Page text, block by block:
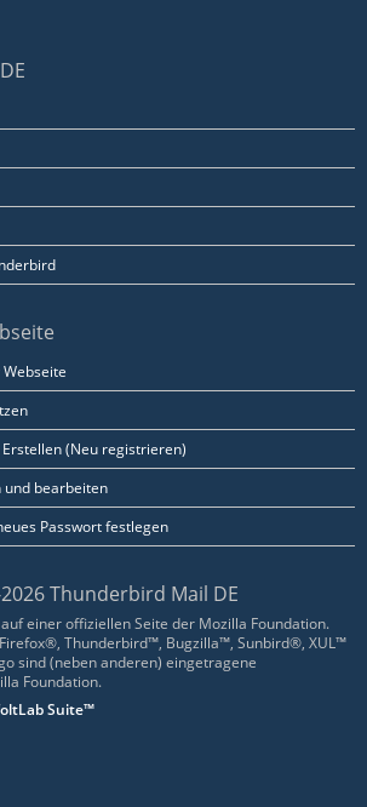
(Neu registrieren)
und bearbeiten
Passwort festlegen
Thunderbird Mail DE
einer offiziellen Seite der Mozilla Foundation.
Thunderbird™, Bugzilla™, Sunbird®, XUL™
sind (neben anderen) eingetragene
Foundation.
Suite™